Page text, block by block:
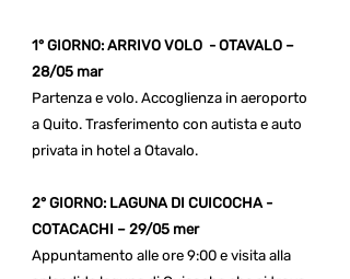
1° GIORNO: ARRIVO VOLO - OTAVALO –
28/05 mar
Partenza e volo. Accoglienza in aeroporto
a Quito. Trasferimento con autista e auto
privata in hotel a Otavalo.
2° GIORNO: LAGUNA DI CUICOCHA -
COTACACHI – 29/05 mer
Appuntamento alle ore 9:00 e visita alla